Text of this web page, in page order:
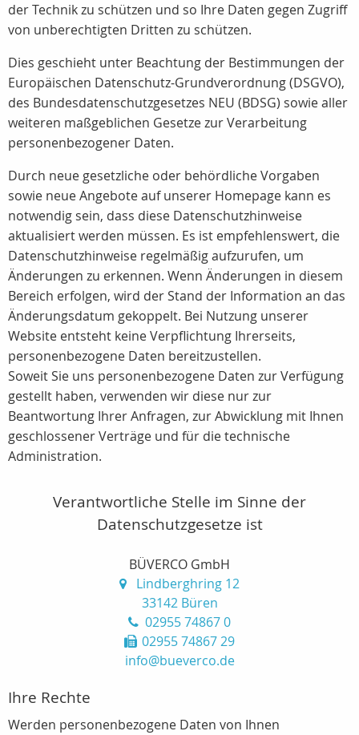
der Technik zu schützen und so Ihre Daten gegen Zugriff
von unberechtigten Dritten zu schützen.
Dies geschieht unter Beachtung der Bestimmungen der
Europäischen Datenschutz-Grundverordnung (DSGVO),
des Bundesdatenschutzgesetzes NEU (BDSG) sowie aller
weiteren maßgeblichen Gesetze zur Verarbeitung
personenbezogener Daten.
Durch neue gesetzliche oder behördliche Vorgaben
sowie neue Angebote auf unserer Homepage kann es
notwendig sein, dass diese Datenschutzhinweise
aktualisiert werden müssen. Es ist empfehlenswert, die
Datenschutzhinweise regelmäßig aufzurufen, um
Änderungen zu erkennen. Wenn Änderungen in diesem
Bereich erfolgen, wird der Stand der Information an das
Änderungsdatum gekoppelt. Bei Nutzung unserer
Website entsteht keine Verpflichtung Ihrerseits,
personenbezogene Daten bereitzustellen.
Soweit Sie uns personenbezogene Daten zur Verfügung
gestellt haben, verwenden wir diese nur zur
Beantwortung Ihrer Anfragen, zur Abwicklung mit Ihnen
geschlossener Verträge und für die technische
Administration.
Verantwortliche Stelle im Sinne der
Datenschutzgesetze ist
BÜVERCO GmbH
Lindberghring 12
33142 Büren
02955 74867 0
02955 74867 29
info@bueverco.de
Ihre Rechte
Werden personenbezogene Daten von Ihnen